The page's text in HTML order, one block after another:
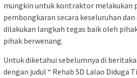
mungkin untuk kontraktor melakukan
pembongkaran secara keseluruhan dan
dilakukan langkah tegas baik oleh
pihak berwenang.
Untuk diketahui sebelumnya di
dengan judul “ Rehab SD Lalao Diduga